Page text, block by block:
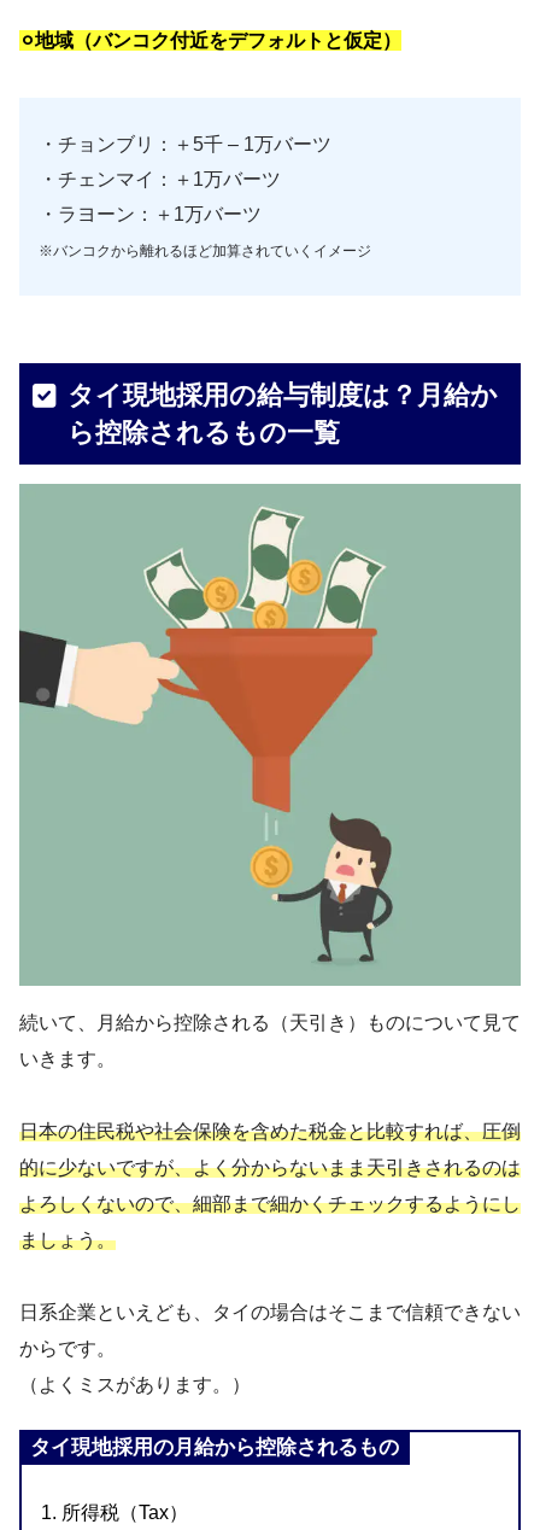
⚪︎地域（バンコク付近をデフォルトと仮定）
・チョンブリ：＋5千 – 1万バーツ
・チェンマイ：＋1万バーツ
・ラヨーン：＋1万バーツ
※バンコクから離れるほど加算されていくイメージ
タイ現地採用の給与制度は？月給か
ら控除されるもの一覧
続いて、月給から控除される（天引き）ものについて見て
いきます。
日本の住民税や社会保険を含めた税金と比較すれば、圧倒
的に少ないですが、よく分からないまま天引きされるのは
よろしくないので、細部まで細かくチェックするようにし
ましょう。
日系企業といえども、タイの場合はそこまで信頼できない
からです。
（よくミスがあります。）
タイ現地採用の月給から控除されるもの
1. 所得税（Tax）